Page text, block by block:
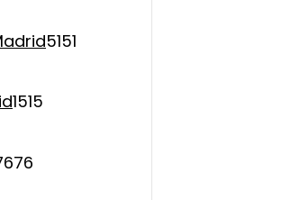
5151
1515
76